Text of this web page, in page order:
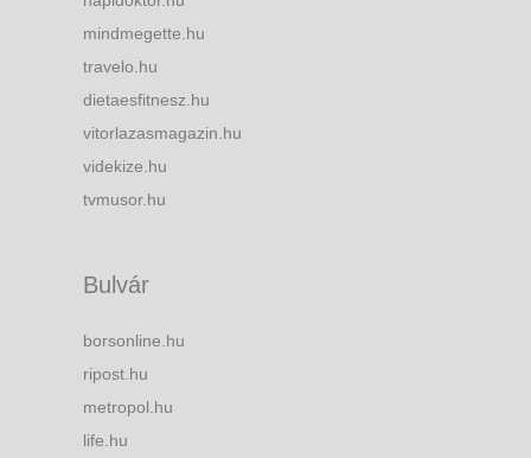
mindmegette.hu
travelo.hu
dietaesfitnesz.hu
vitorlazasmagazin.hu
videkize.hu
tvmusor.hu
Bulvár
borsonline.hu
ripost.hu
metropol.hu
life.hu